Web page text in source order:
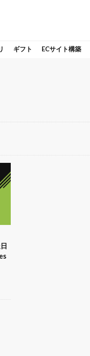
ギフト ECサイト構築